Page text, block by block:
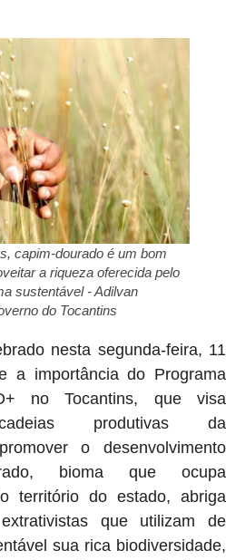
capim-dourado é um bom
a riqueza oferecida pelo
sustentável - Adilvan
do Tocantins
nesta segunda-feira, 11
a importância do Programa
no Tocantins, que visa
produtivas da
o desenvolvimento
bioma que ocupa
território do estado, abriga
que utilizam de
sua rica biodiversidade,